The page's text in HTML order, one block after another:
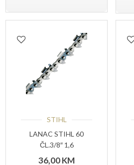
STIHL
LANAC STIHL 60
ČL.3/8″ 1,6
36,00KM